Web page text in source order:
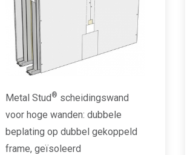
Metal Stud® scheidingswand
voor hoge wanden: dubbele
beplating op dubbel gekoppeld
frame, geïsoleerd